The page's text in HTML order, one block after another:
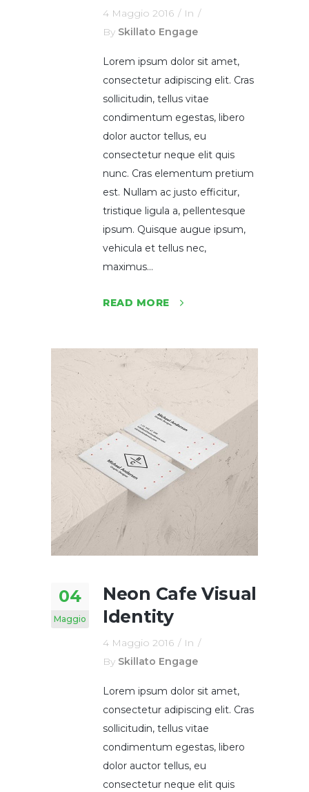
4 Maggio 2016
In
By Skillato Engage
Lorem ipsum dolor sit amet,
consectetur adipiscing elit. Cras
sollicitudin, tellus vitae
condimentum egestas, libero
dolor auctor tellus, eu
consectetur neque elit quis
nunc. Cras elementum pretium
est. Nullam ac justo efficitur,
tristique ligula a, pellentesque
ipsum. Quisque augue ipsum,
vehicula et tellus nec,
maximus...
READ MORE
04
Maggio
Neon Cafe Visual
Identity
4 Maggio 2016
In
By Skillato Engage
Lorem ipsum dolor sit amet,
consectetur adipiscing elit. Cras
sollicitudin, tellus vitae
condimentum egestas, libero
dolor auctor tellus, eu
consectetur neque elit quis